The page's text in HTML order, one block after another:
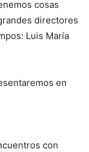
cosas
directores
Luis María
en
con